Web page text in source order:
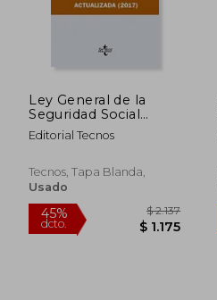
Ley General de la
Seguridad Social
(Derecho - Biblioteca
De Textos Legales)
Editorial Tecnos
Tecnos, Tapa Blanda,
Usado